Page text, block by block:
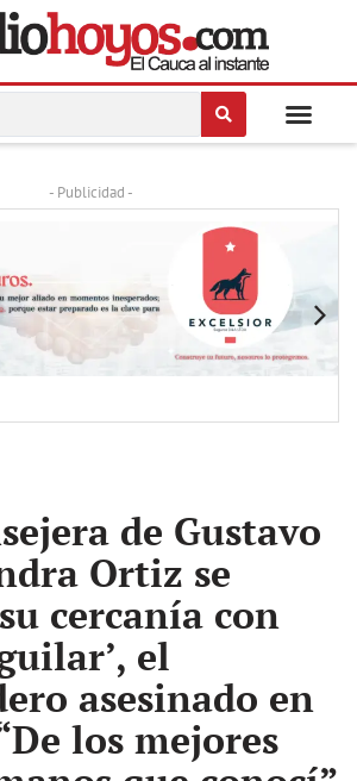
- Publicidad -
de Gustavo
Ortiz se
cercanía con
el
asesinado en
los mejores